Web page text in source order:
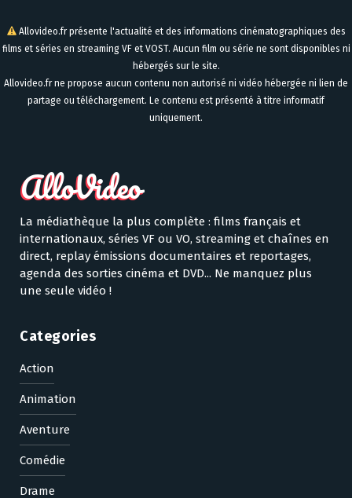
Allovideo.fr présente l'actualité et des informations cinématographiques des
films et séries en streaming VF et VOST. Aucun film ou série ne sont disponibles ni
hébergés sur le site.
Allovideo.fr ne propose aucun contenu non autorisé ni vidéo hébergée ni lien de
partage ou téléchargement. Le contenu est présenté à titre informatif
uniquement.
La médiathèque la plus complète : films français et
internationaux, séries VF ou VO, streaming et chaînes en
direct, replay émissions documentaires et reportages,
agenda des sorties cinéma et DVD... Ne manquez plus
une seule vidéo !
Categories
Action
Animation
Aventure
Comédie
Drame